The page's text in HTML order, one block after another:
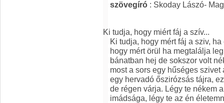
szövegíró : Skoday Lászó-
Ki tudja, hogy miért fáj a szív...
Ki tudja, hogy mért fáj a sziv,
hogy mért örül ha megtalálja
bánatban hej de sokszor volt
most a sors egy hűséges
egy hervadó őszirózsás tájra,
de régen várja. Légy te nékem
imádsága, légy te az én